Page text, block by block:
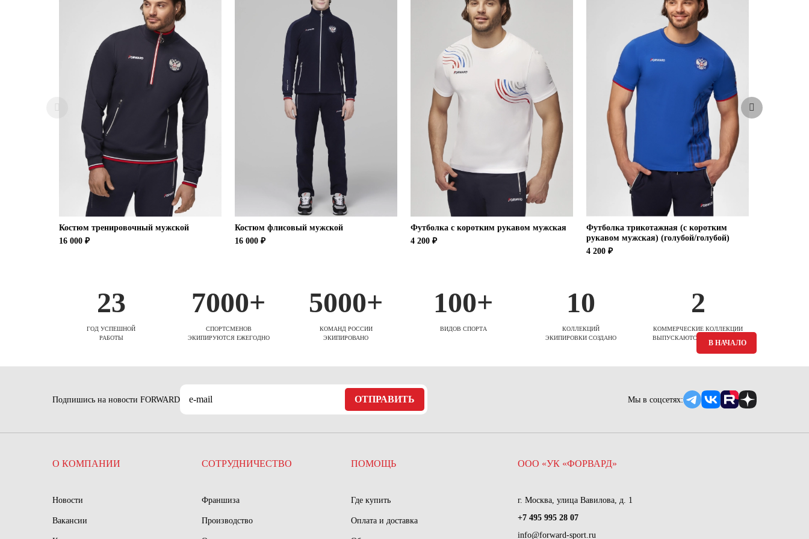
Костюм тренировочный мужской
16 000 ₽
Костюм флисовый мужской
16 000 ₽
Футболка с коротким рукавом мужская
4 200 ₽
Футболка трикотажная (с коротким
рукавом мужская) (голубой/голубой)
4 200 ₽
23
ГОД УСПЕШНОЙ
РАБОТЫ
7000+
СПОРТСМЕНОВ
ЭКИПИРУЮТСЯ ЕЖЕГОДНО
5000+
КОМАНД РОССИИ
ЭКИПИРОВАНО
100+
ВИДОВ СПОРТА
10
КОЛЛЕКЦИЙ
ЭКИПИРОВКИ СОЗДАНО
2
КОММЕРЧЕСКИЕ КОЛЛЕКЦИИ
ВЫПУСКАЮТСЯ ЕЖЕСЕЗОННО
В НАЧАЛО
Подпишись на новости FORWARD ОТПРАВИТЬ Мы в соцсетях:
О КОМПАНИИ
Новости
Вакансии
СОТРУДНИЧЕСТВО
Франшиза
Производство
ПОМОЩЬ
Где купить
Оплата и доставка
ООО «УК «ФОРВАРД»
г. Москва, улица Вавилова, д. 1
+7 495 995 28 07
info@forward-sport.ru